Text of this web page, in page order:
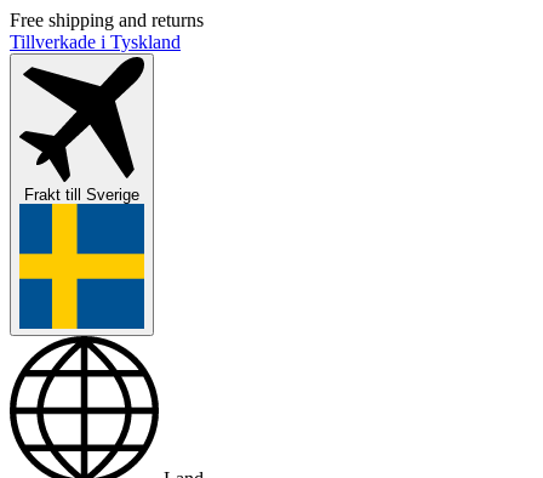
Free shipping and returns
Tillverkade i Tyskland
Frakt till Sverige